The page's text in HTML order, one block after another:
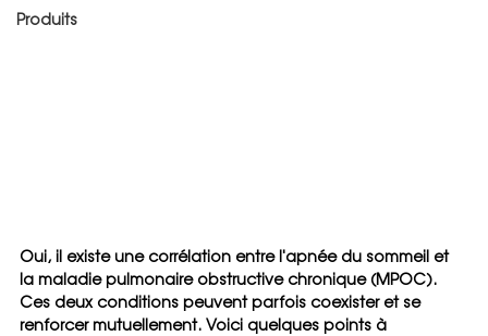
Produits
Oui, il existe une corrélation entre l'apnée du sommeil et
la maladie pulmonaire obstructive chronique (MPOC).
Ces deux conditions peuvent parfois coexister et se
renforcer mutuellement. Voici quelques points à